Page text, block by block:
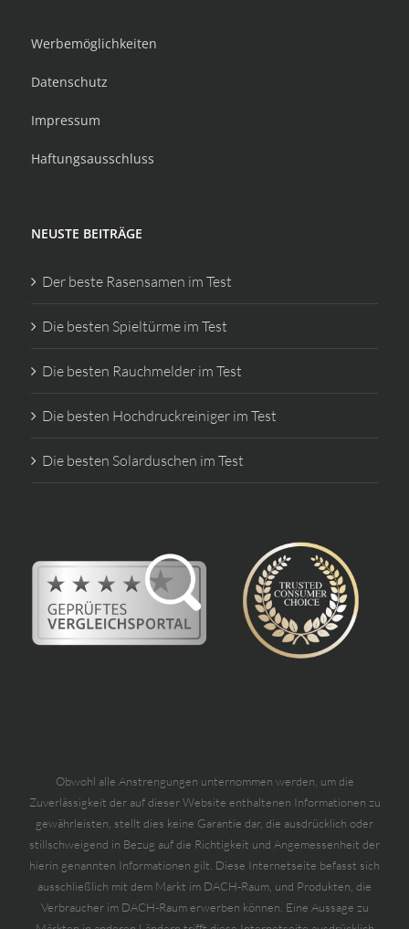
Werbemöglichkeiten
Datenschutz
Impressum
Haftungsausschluss
NEUSTE BEITRÄGE
Der beste Rasensamen im Test
Die besten Spieltürme im Test
Die besten Rauchmelder im Test
Die besten Hochdruckreiniger im Test
Die besten Solarduschen im Test
Obwohl alle Anstrengungen unternommen werden, um die
Zuverlässigkeit der auf dieser Website enthaltenen Informationen zu
gewährleisten, stellt dies keine Garantie dar, die ausdrücklich oder
stillschweigend in Bezug auf die Richtigkeit und Angemessenheit der
hierin genannten Informationen gilt. Diese Internetseite befasst sich
ausschließlich mit dem Markt im DACH-Raum, und Produkten, die
Verbraucher im DACH-Raum erwerben können. Eine Aussage zu